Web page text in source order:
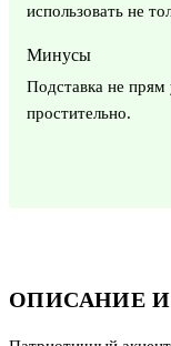
ОПИСАНИЕ И
использовать не
Минусы
Подставка не
простительно.